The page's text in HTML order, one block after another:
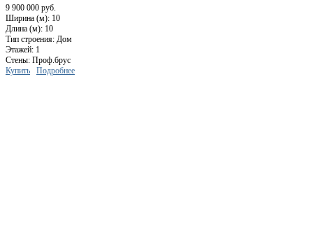
9 900 000 руб.
Ширина (м): 10
Длина (м): 10
Тип строения: Дом
Этажей: 1
Стены: Проф.брус
Купить
Подробнее